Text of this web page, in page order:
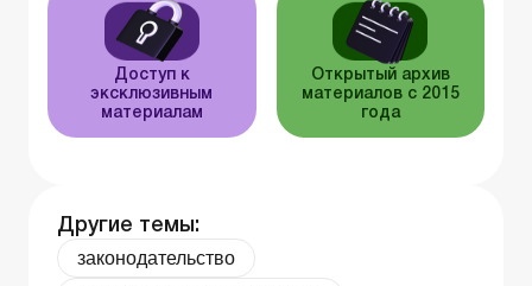
Доступ к
эксклюзивным
материалам
Открытый архив
материалов с 2015
года
Другие темы:
законодательство